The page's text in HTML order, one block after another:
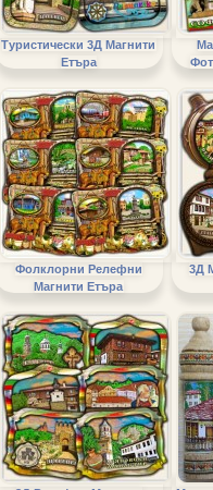
Туристически 3Д Магнити
Етъра
Фолклорни Релефни
Магнити Етъра
3Д